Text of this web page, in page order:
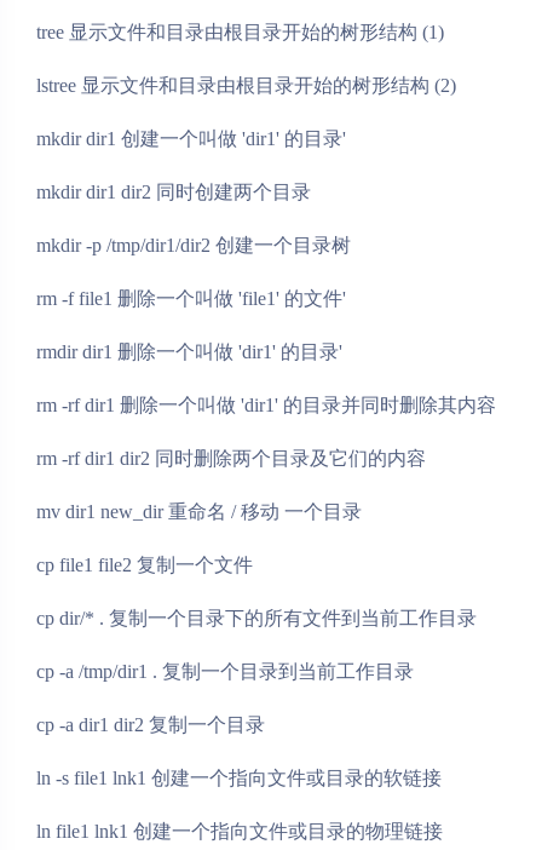
tree 显示文件和目录由根目录开始的树形结构 (1)
lstree 显示文件和目录由根目录开始的树形结构 (2)
mkdir dir1 创建一个叫做 'dir1' 的目录'
mkdir dir1 dir2 同时创建两个目录
mkdir -p /tmp/dir1/dir2 创建一个目录树
rm -f file1 删除一个叫做 'file1' 的文件'
rmdir dir1 删除一个叫做 'dir1' 的目录'
rm -rf dir1 删除一个叫做 'dir1' 的目录并同时删除其内容
rm -rf dir1 dir2 同时删除两个目录及它们的内容
mv dir1 new_dir 重命名 / 移动 一个目录
cp file1 file2 复制一个文件
cp dir/* . 复制一个目录下的所有文件到当前工作目录
cp -a /tmp/dir1 . 复制一个目录到当前工作目录
cp -a dir1 dir2 复制一个目录
ln -s file1 lnk1 创建一个指向文件或目录的软链接
ln file1 lnk1 创建一个指向文件或目录的物理链接